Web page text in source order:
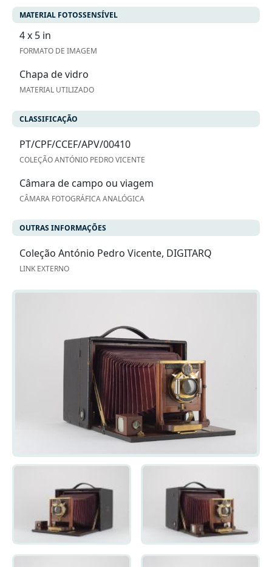
MATERIAL FOTOSSENSÍVEL
4 x 5 in
FORMATO DE IMAGEM
Chapa de vidro
MATERIAL UTILIZADO
CLASSIFICAÇÃO
PT/CPF/CCEF/APV/00410
COLEÇÃO ANTÓNIO PEDRO VICENTE
Câmara de campo ou viagem
CÂMARA FOTOGRÁFICA ANALÓGICA
OUTRAS INFORMAÇÕES
Coleção António Pedro Vicente, DIGITARQ
LINK EXTERNO